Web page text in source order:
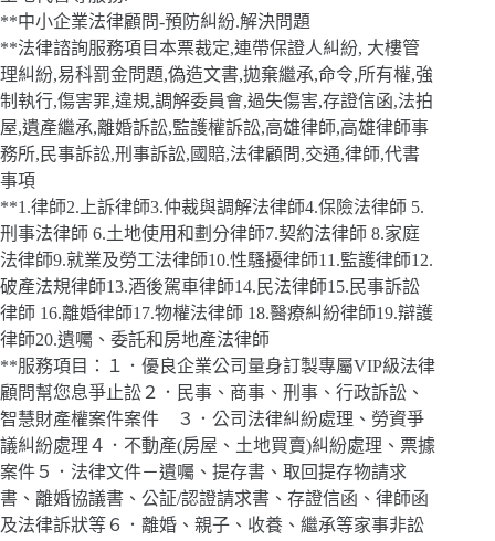
**中小企業法律顧問-預防糾紛.解決問題
**法律諮詢服務項目本票裁定,連帶保證人糾紛, 大樓管
理糾紛,易科罰金問題,偽造文書,拋棄繼承,命令,所有權,強
制執行,傷害罪,違規,調解委員會,過失傷害,存證信函,法拍
屋,遺產繼承,離婚訴訟,監護權訴訟,高雄律師,高雄律師事
務所,民事訴訟,刑事訴訟,國賠,法律顧問,交通,律師,代書
事項
**1.律師2.上訴律師3.仲裁與調解法律師4.保險法律師 5.
刑事法律師 6.土地使用和劃分律師7.契約法律師 8.家庭
法律師9.就業及勞工法律師10.性騷擾律師11.監護律師12.
破產法規律師13.酒後駕車律師14.民法律師15.民事訴訟
律師 16.離婚律師17.物權法律師 18.醫療糾紛律師19.辯護
律師20.遺囑、委託和房地產法律師
**服務項目：１．優良企業公司量身訂製專屬VIP級法律
顧問幫您息爭止訟２．民事、商事、刑事、行政訴訟、
智慧財產權案件案件 ３．公司法律糾紛處理、勞資爭
議糾紛處理４．不動產(房屋、土地買賣)糾紛處理、票據
案件５．法律文件－遺囑、提存書、取回提存物請求
書、離婚協議書、公証/認證請求書、存證信函、律師函
及法律訴狀等６．離婚、親子、收養、繼承等家事非訟